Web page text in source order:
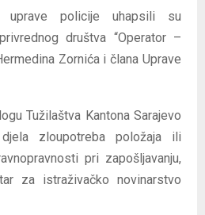
uprave policije uhapsili su
društva “Operator –
Zornića i člana Uprave
Tužilaštva Kantona Sarajevo
zloupotreba položaja ili
pri zapošljavanju,
za istraživačko novinarstvo